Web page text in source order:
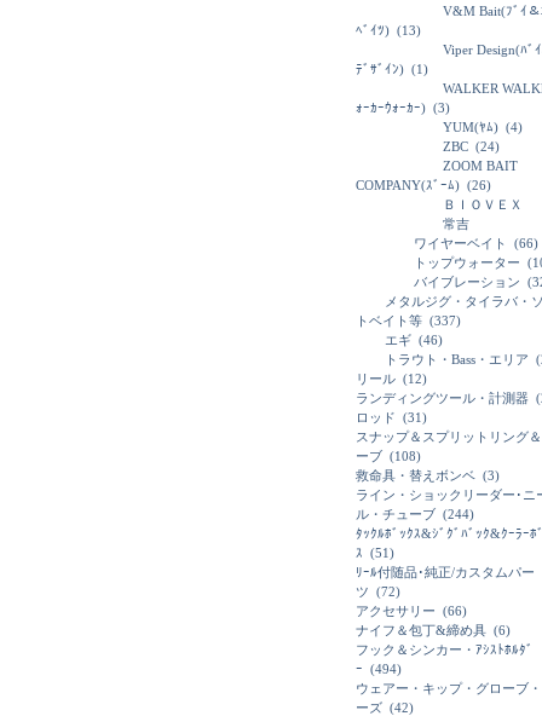
V&M Bait(ﾌﾞｲ＆
ﾍﾞｲﾂ) (13)
Viper Design(ﾊﾞ
ﾃﾞｻﾞｲﾝ) (1)
WALKER
ｫｰｶｰｳｫｰｶｰ) (3)
YUM(ﾔﾑ) (4)
ZBC (24)
ZOOM BAIT
COMPANY(ｽﾞｰﾑ) (26)
ＢＩＯＶＥＸ
常吉
ワイヤーベイト
(66)
トップウォーター
バイブレーション
メタルジグ・タイラバ・
トベイト等 (337)
エギ (46)
トラウト・Bass・エリア
リール (12)
ランディングツール・計測器
ロッド (31)
スナップ＆スプリットリング＆
ーブ (108)
救命具・替えボンベ (3)
ライン・ショックリーダー･ニ
ル・チューブ (244)
ﾀｯｸﾙﾎﾞｯｸｽ&ｼﾞｸﾞﾊﾞｯｸ&ｸｰﾗｰﾎ
ｽ (51)
ﾘｰﾙ付随品･純正/カスタムパー
ツ (72)
アクセサリー (66)
ナイフ＆包丁&締め具 (6)
フック＆シンカー・ｱｼｽﾄﾎﾙﾀﾞ
ｰ (494)
ウェアー・キップ・グローブ・
ーズ (42)